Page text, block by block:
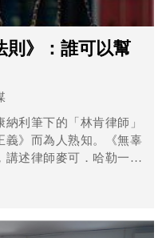
則》：誰可以幫
利筆下的「林肯律師」
義》而為人熟知。《無辜
講述律師麥可．哈勒一日
陷牢獄之災，且呈現的